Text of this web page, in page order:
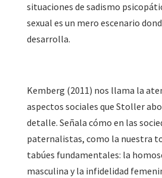
situaciones de sadismo
sexual es un mero escenario
desarrolla.
Kemberg (2011) nos llama la
aspectos sociales que Stoller
detalle. Señala cómo en las
paternalistas, como la nuestra
tabúes fundamentales: la
masculina y la infidelidad